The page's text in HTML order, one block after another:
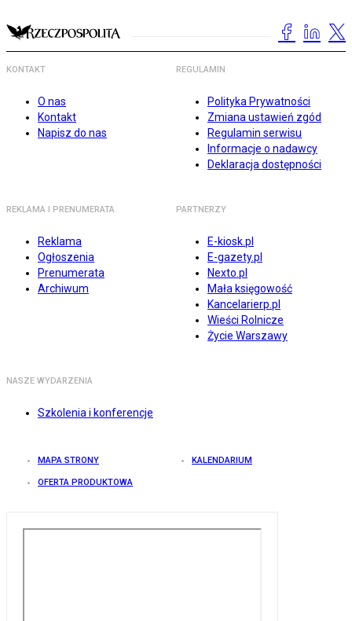
KONTAKT
O nas
Kontakt
Napisz do nas
REGULAMIN
Polityka Prywatności
Zmiana ustawień zgód
Regulamin serwisu
Informacje o nadawcy
Deklaracja dostępności
REKLAMA I PRENUMERATA
Reklama
Ogłoszenia
Prenumerata
Archiwum
PARTNERZY
E-kiosk.pl
E-gazety.pl
Nexto.pl
Mała księgowość
Kancelarierp.pl
Wieści Rolnicze
Życie Warszawy
NASZE WYDARZENIA
Szkolenia i konferencje
MAPA STRONY KALENDARIUM
OFERTA PRODUKTOWA